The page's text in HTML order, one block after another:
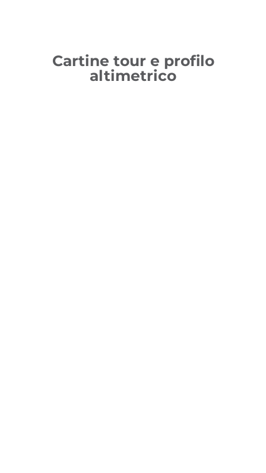
Cartine tour e profilo
altimetrico